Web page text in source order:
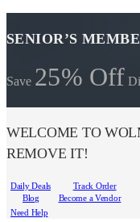
SENIOR’S
Save 25% Off
WELCOME TO
REMOVE IT!
Daily Deals
Track Order
Blog
Become a Vendor
Need Help